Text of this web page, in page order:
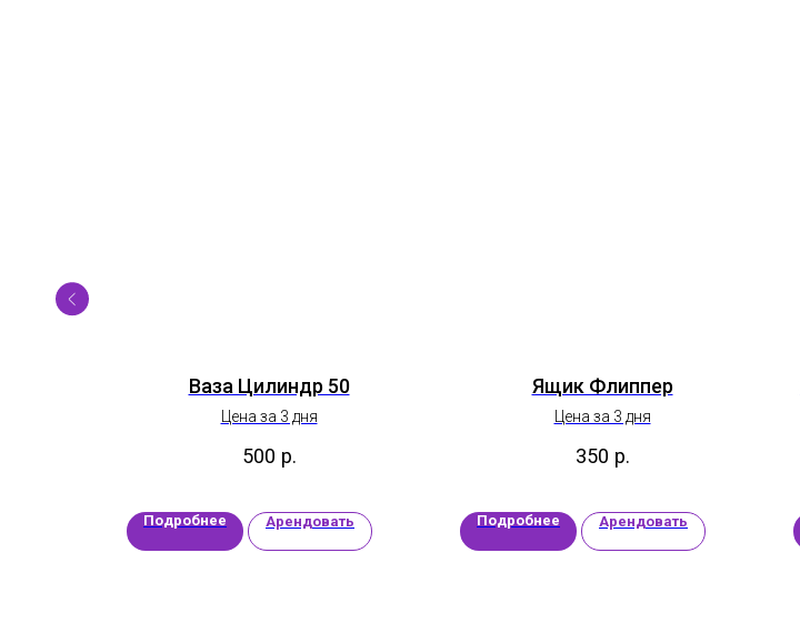
Ваза Цилиндр 50
Цена за 3 дня
500 р.
Подробнее Арендовать
Ящик Флиппер
Цена за 3 дня
350 р.
Подробнее Арендовать